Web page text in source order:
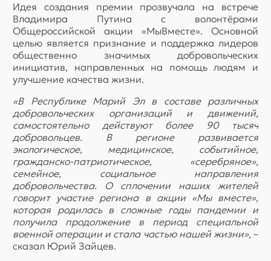
Идея создания премии прозвучала на встрече
Владимира Путина с волонтёрами
Общероссийской акции «МыВместе». Основной
целью является признание и поддержка лидеров
общественно значимых добровольческих
инициатив, направленных на помощь людям и
улучшение качества жизни.
«В Республике Марий Эл в составе различных
добровольческих организаций и движений,
самостоятельно действуют более 90 тысяч
добровольцев. В регионе развивается
экологическое, медицинское, событийное,
гражданско-патриотическое, «серебряное»,
семейное, социальное направления
добровольчества. О сплочении наших жителей
говорит участие региона в акции «Мы вместе»,
которая родилась в сложные годы пандемии и
получила продолжение в период специальной
военной операции и стала частью нашей жизни»,–
сказал Юрий Зайцев.